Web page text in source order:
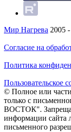
Мир Нагрева 2005
Согласие на
Политика
Пользовательское
© Полное или
только с
ВОСТОК".
информации сайта
письменного